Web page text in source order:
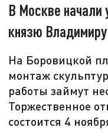
В Москве начали
князю Владимиру
На Боровицкой
монтаж
работы займут
Торжественное
состоится 4